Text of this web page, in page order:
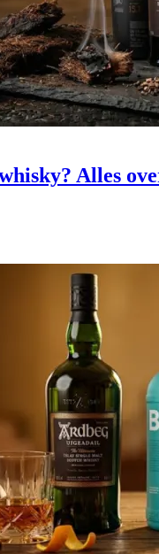
Alles